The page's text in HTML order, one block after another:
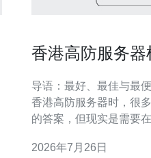
香港高防服务
导语：最好、最佳与最
香港高防服务器时，很多
的答案，但现实是需要
到平衡：若追求最好与
2026年7月26日